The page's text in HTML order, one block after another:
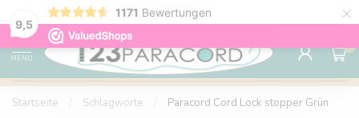
9,5
1171 Bewertungen ×
Kostenlose Lieferung nach Hause ab 150 €
MENU
0
Startseite Schlagworte Paracord Cord Lock stopper Grün